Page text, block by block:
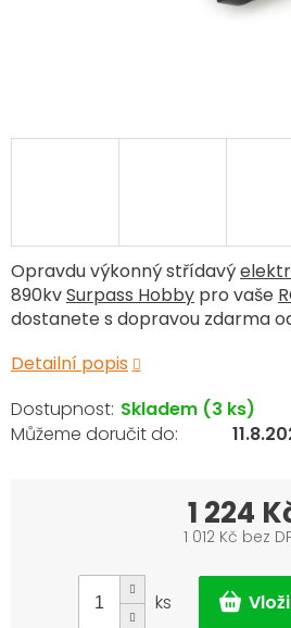
Opravdu výkonný střídavý
890kvSurpass Hobby pro vaše
dostanete s dopravou zdarma
Detailní popis
Skladem (3 ks)
1 224
1 012 Kč bez
cena:
ks